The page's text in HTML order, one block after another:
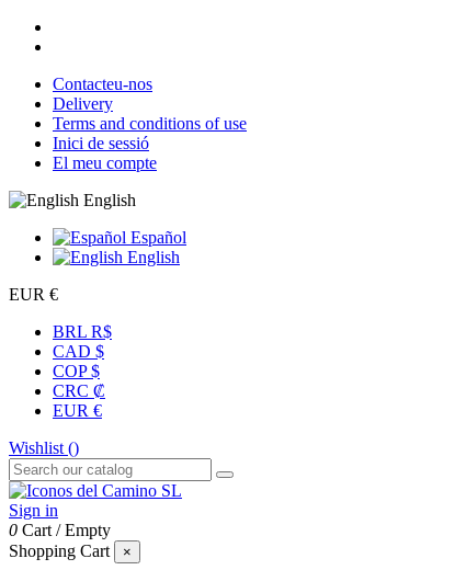
Contacteu-nos
Delivery
Terms and conditions of use
Inici de sessió
El meu compte
English
Español
English
EUR €
BRL R$
CAD $
COP $
CRC ₡
EUR €
Wishlist ()
Sign in
0 Cart /Empty
Shopping Cart
×